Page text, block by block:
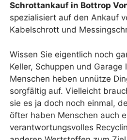
Schrottankauf in Bottrop
spezialisiert auf den Ankauf
Kabelschrott und
Wissen Sie eigentlich noch
Keller, Schuppen und Garage
Menschen heben unnütze
sorgfältig auf. Vielleicht
sie es ja doch noch einmal,
öfter haben Menschen auch
verantwortungsvolles